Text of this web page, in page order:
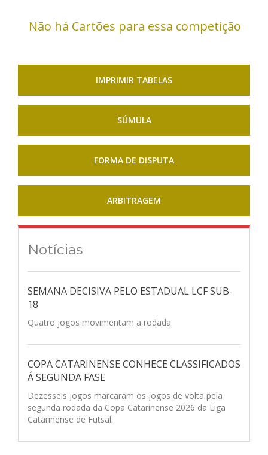
Não há Cartões para essa competição
IMPRIMIR TABELAS
SÚMULA
FORMA DE DISPUTA
ARBITRAGEM
Notícias
SEMANA DECISIVA PELO ESTADUAL LCF SUB-
18
Quatro jogos movimentam a rodada.
COPA CATARINENSE CONHECE CLASSIFICADOS
Á SEGUNDA FASE
Dezesseis jogos marcaram os jogos de volta pela
segunda rodada da Copa Catarinense 2026 da Liga
Catarinense de Futsal.